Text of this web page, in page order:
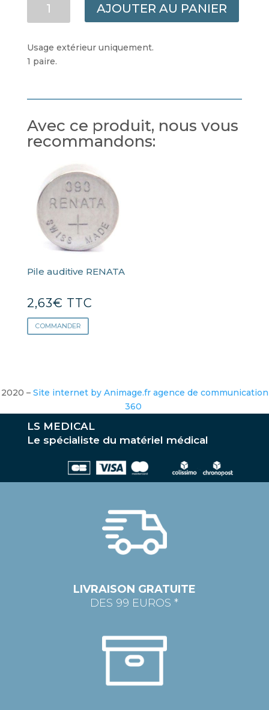
JARDIN
MÉMOIRE
FORME
AJOUTER AU PANIER
Usage extérieur uniquement.
1 paire.
Avec ce produit, nous vous
recommandons:
Pile auditive RENATA
2,63€ TTC
COMMANDER
2020 – Site internet by Animage.fr agence de communication
360
LS MEDICAL
Le spécialiste du matériel médical
LIVRAISON GRATUITE
DES 99 EUROS *